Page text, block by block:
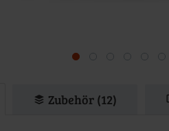
Zubehör (12)